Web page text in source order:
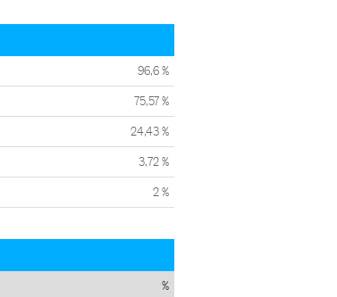
96,6 %
75,57 %
24,43 %
3,72 %
2 %
%